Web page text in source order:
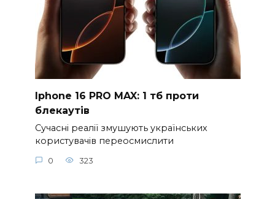
Iphone 16 PRO MAX: 1 тб проти
блекаутів
Сучасні реалії змушують українських
користувачів переосмислити
0 323